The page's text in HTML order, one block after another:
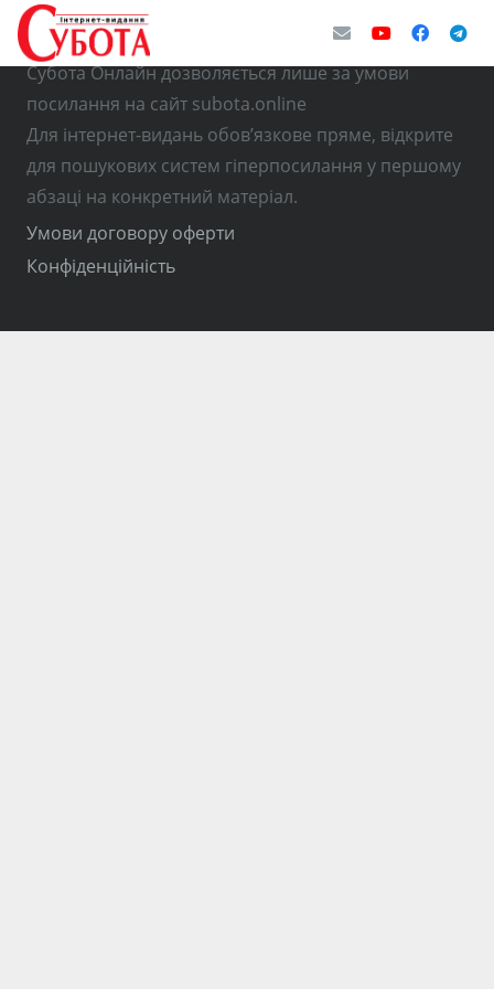
© Використання матеріалів з інтернет-видання
Субота Онлайн дозволяється лише за умови
посилання на сайт subota.online
Для інтернет-видань обов’язкове пряме, відкрите
для пошукових систем гіперпосилання у першому
абзаці на конкретний матеріал.
Умови договору оферти
Конфіденційність